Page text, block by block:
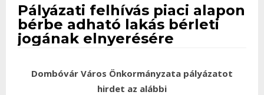
Pályázati felhívás piaci alapon
bérbe adható lakás bérleti
jogának elnyerésére
Dombóvár Város Önkormányzata pályázatot
hirdet az alábbi